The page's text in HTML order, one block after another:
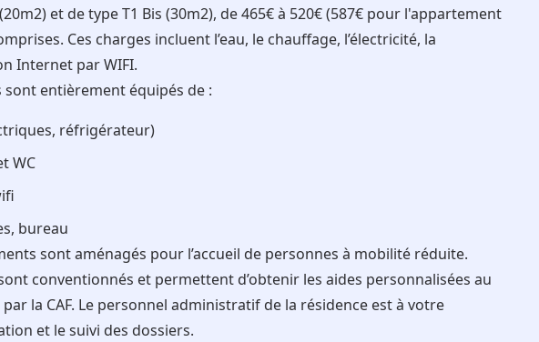
et de type T1 Bis (30m2), de 465€ à 520€ (587€ pour l'appartement
Ces charges incluent l’eau, le chauffage, l’électricité, la
Internet par WIFI.
entièrement équipés de :
réfrigérateur)
WC
bureau
sont aménagés pour l’accueil de personnes à mobilité réduite.
conventionnés et permettent d’obtenir les aides personnalisées au
la CAF. Le personnel administratif de la résidence est à votre
et le suivi des dossiers.